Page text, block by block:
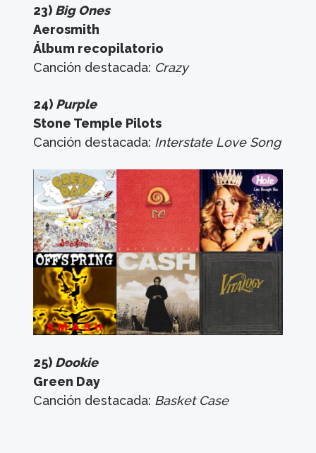
23) Big Ones
Aerosmith
Álbum recopilatorio
Canción destacada: Crazy
24) Purple
Stone Temple Pilots
Canción destacada: Interstate Love Song
25) Dookie
Green Day
Canción destacada: Basket Case